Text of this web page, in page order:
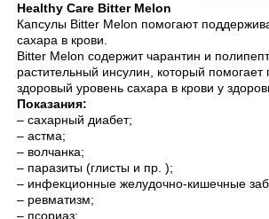
Healthy Care Bitter Melon
Капсулы Bitter Melon помогают
сахара в крови.
Bitter Melon содержит чарантин и
растительный инсулин, который помогает
здоровый уровень сахара в крови у
Показания:
– сахарный диабет;
– астма;
– волчанка;
– паразиты (глисты и пр. );
– инфекционные желудочно-кишечные
– ревматизм;
– псориаз;